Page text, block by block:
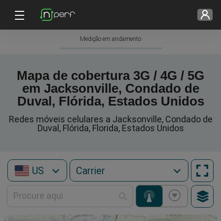
Medição em andamento
Mapa de cobertura 3G / 4G / 5G
em Jacksonville, Condado de
Duval, Flórida, Estados Unidos
Redes móveis celulares a Jacksonville, Condado de
Duval, Flórida, Florida, Estados Unidos
US